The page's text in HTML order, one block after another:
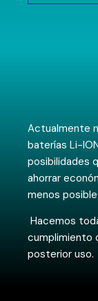
Actualmente
baterías Li-
posibilidades
ahorrar
menos
Hacemos
cumplimiento
posterior uso.